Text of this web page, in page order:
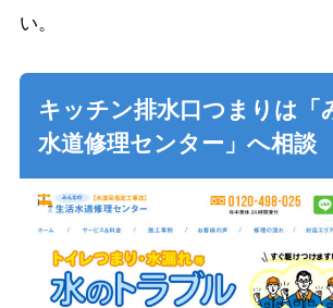
い。
キッチン排水口つまりは「
水道修理センター」へ相談